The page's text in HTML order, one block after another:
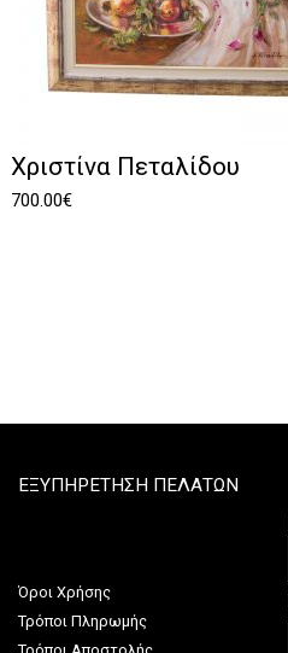
Χριστίνα Πεταλίδου
700.00€
ΕΞΥΠΗΡΕΤΗΣΗ ΠΕΛΑΤΩΝ
Όροι Χρήσης
Τρόποι Πληρωμής